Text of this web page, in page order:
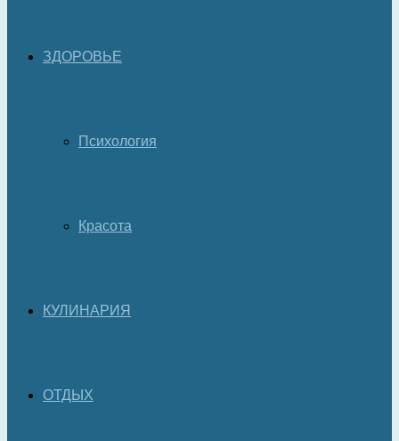
ЗДОРОВЬЕ
Психология
Красота
КУЛИНАРИЯ
ОТДЫХ